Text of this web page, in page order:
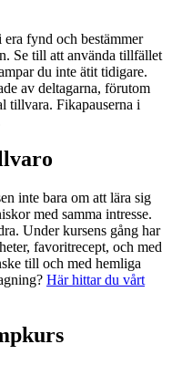
fynd och bestämmer
Se till att använda tillfället
du inte ätit tidigare.
av deltagarna, förutom
tillvara. Fikapauserna i
inte bara om att lära sig
med samma intresse.
Under kursens gång har
favoritrecept, och med
till och med hemliga
Här hittar du vårt